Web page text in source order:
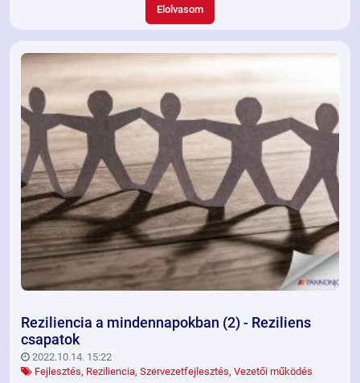
Bizonytalan gazdasági helyzet, esetleges újabb pandémia hullám
lehetősége, fokozódó munkaerőhiány, csak néhány a vállalatokat
Szervezetfejlesztőként azt látjuk, hogy ennek a fokozott
nyomásnak a kezelésében szükséges segítséget nyújtanunk a
vezetőknek.
Elolvasom
Reziliencia a mindennapokban (2) - Reziliens
csapatok
2022.10.14. 15:22
Fejlesztés, Reziliencia,Szervezetfejlesztés,Vezetői működés